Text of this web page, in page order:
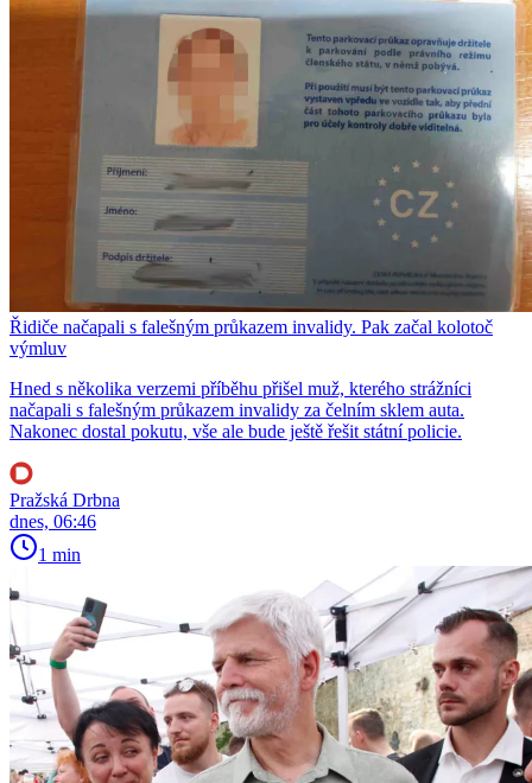
Řidiče načapali s falešným průkazem invalidy. Pak začal kolotoč
výmluv
Hned s několika verzemi příběhu přišel muž, kterého strážníci
načapali s falešným průkazem invalidy za čelním sklem auta.
Nakonec dostal pokutu, vše ale bude ještě řešit státní policie.
Pražská Drbna
dnes, 06:46
1 min